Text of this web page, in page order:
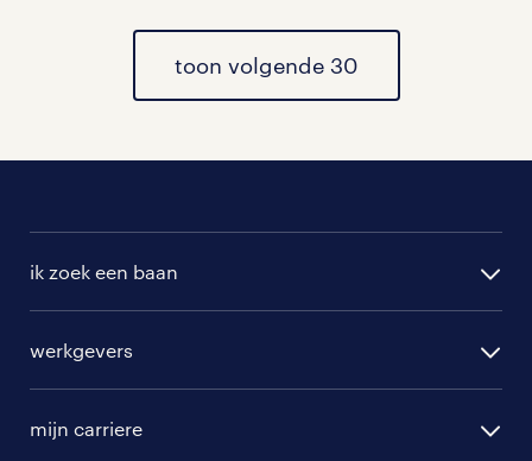
toon volgende 30
ik zoek een baan
randstad professional
werkgevers
mijn carriere